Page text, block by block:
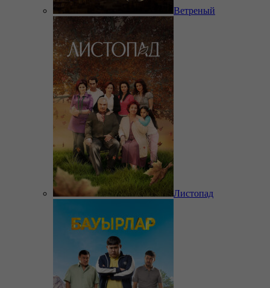
Ветреный
Листопад